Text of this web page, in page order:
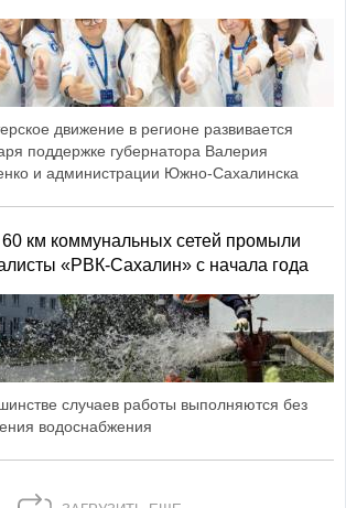
движение в регионе развивается
поддержке губернатора Валерия
и администрации Южно-Сахалинска
60 км коммунальных сетей промыли
«РВК‑Сахалин» с начала года
случаев работы выполняются без
водоснабжения